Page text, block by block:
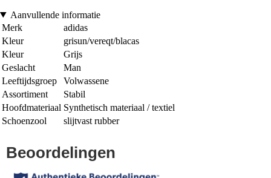
Aanvullende informatie
Merk
adidas
Kleur
grisun/vereqt/blacas
Kleur
Grijs
Geslacht
Man
Leeftijdsgroep
Volwassene
Assortiment
Stabil
Hoofdmateriaal Synthetisch materiaal / textiel
Schoenzool
slijtvast rubber